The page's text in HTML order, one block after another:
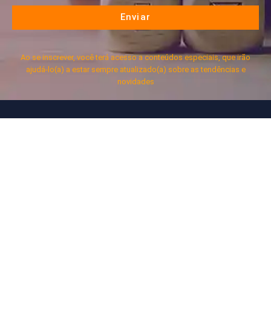
Enviar
Ao se inscrever, você terá acesso a conteúdos especiais, que irão
ajudá-lo(a) a estar sempre atualizado(a) sobre as tendências e
novidades